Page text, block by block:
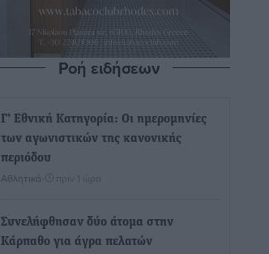
Ροή ειδήσεων
Γ’ Εθνική Κατηγορία: Οι ημερομηνίες
των αγωνιστικών της κανονικής
περιόδου
Αθλητικά πριν 1 ώρα
Συνελήφθησαν δύο άτομα στην
Κάρπαθο για άγρα πελατών